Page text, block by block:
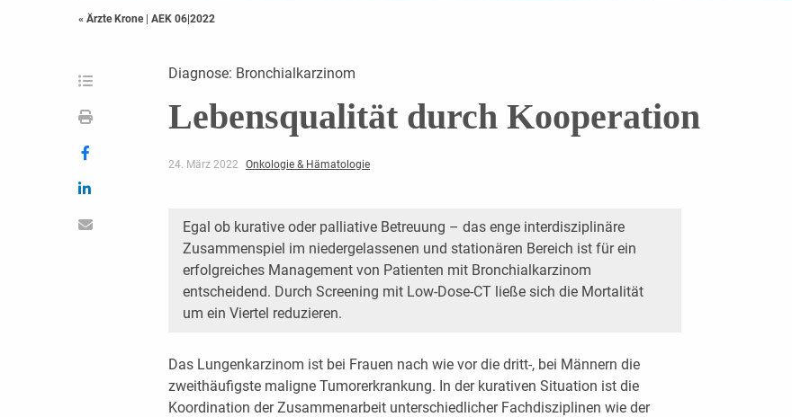
« Ärzte Krone | AEK 06|2022
Diagnose: Bronchialkarzinom
Lebensqualität durch Kooperation
24. März 2022 Onkologie & Hämatologie
Egal ob kurative oder palliative Betreuung – das enge interdisziplinäre
Zusammenspiel im niedergelassenen und stationären Bereich ist für ein
erfolgreiches Management von Patienten mit Bronchialkarzinom
entscheidend. Durch Screening mit Low-Dose-CT ließe sich die Mortalität
um ein Viertel reduzieren.
Das Lungenkarzinom ist bei Frauen nach wie vor die dritt-, bei Männern die
zweithäufigste maligne Tumorerkrankung. In der kurativen Situation ist die
Koordination der Zusammenarbeit unterschiedlicher Fachdisziplinen wie der